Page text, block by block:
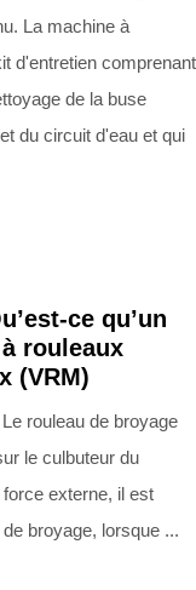
La machine à
d'entretien comprenant
de la buse
du circuit d'eau et qui
ce qu’un
rouleaux
(VRM)
rouleau de broyage
le culbuteur du
externe, il est
broyage, lorsque ...